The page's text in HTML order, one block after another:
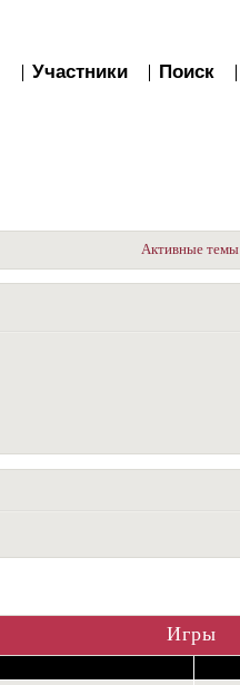
Участники Поиск
Активные темы
Игры